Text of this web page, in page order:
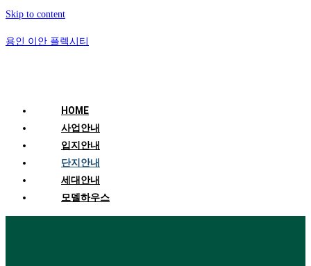
Skip to content
용인 이안 플렉시티
HOME
사업안내
입지안내
단지안내
세대안내
모델하우스